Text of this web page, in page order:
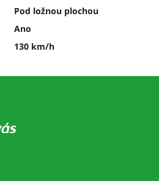
Pod ložnou plochou
Ano
130 km/h